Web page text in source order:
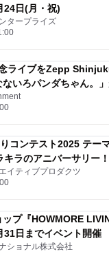
24日(月・祝)
タープライズ
ライブをZepp
いろパンダちゃん。
コンテスト2025 テ
ラのアニバーサリー
イティブプロダクツ
ップ『HOWMORE
31日までイベント開催
ショナル株式会社